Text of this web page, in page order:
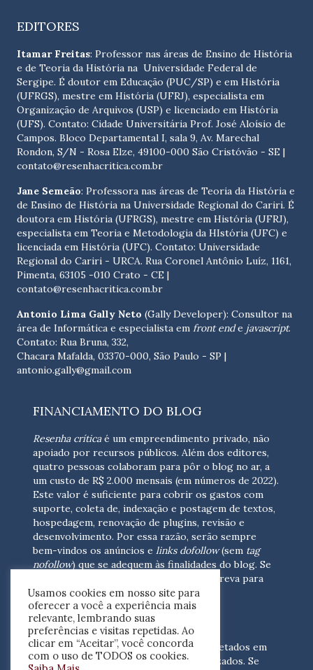
EDITORES
Itamar Freitas: Professor nas áreas de Ensino de História
e de Teoria da História na Universidade Federal de
Sergipe. É doutor em Educação (PUC/SP) e em História
(UFRGS), mestre em História (UFRJ), especialista em
Organização de Arquivos (USP) e licenciado em História
(UFS). Contato: Cidade Universitária Prof. José Aloísio de
Campos. Bloco Departamental I, sala 9, Av. Marechal
Rondon, S/N - Rosa Elze, 49100-000 São Cristóvão - SE |
contato@resenhacritica.com.br
Jane Semeão: Professora nas áreas de Teoria da História e
de Ensino de História na Universidade Regional do Cariri. É
doutora em História (UFRGS), mestre em História (UFRJ),
especialista em Teoria e Metodologia da HIstória (UFC) e
licenciada em História (UFC). Contato: Universidade
Regional do Cariri - URCA. Rua Coronel Antônio Luíz, 1161,
Pimenta, 63105 -010 Crato - CE |
contato@resenhacritica.com.br
Antonio Lima Gally Neto (Gally Developer): Consultor na
área de Informática e especialista em front ende javascript.
Contato: Rua Bruna, 332,
Chacara Mafalda, 03370-000, São Paulo - SP |
antonio.gally@gmail.com
FINANCIAMENTO DO BLOG
Resenha críticaé um empreendimento privado, não
apoiado por recursos públicos. Além dos editores,
quatro pessoas colaboram para pôr o blog no ar, a
um custo de R$ 2.000 mensais (em números de 2022).
Este valor é suficiente para cobrir os gastos com
suporte, coleta de, indexação e postagem de textos,
hospedagem, renovação de plugins, revisão e
desenvolvimento. Por essa razão, serão sempre
bem-vindos os anúncios e links dofollow(sem tag
nofollow) que se adequem às finalidades do blog. Se
escreva para
nós(contato@resenhacritica.com.br)
FONTES E ACERVO
As resenhas, dossiês e sumários são coletados em
periódicos acadêmicos e sites especializados. Se
Usamos cookies em nosso site para
oferecer a você a experiência mais
relevante, lembrando suas
preferências e visitas repetidas. Ao
clicar em “Aceitar”, você concorda
com o uso de TODOS os cookies.